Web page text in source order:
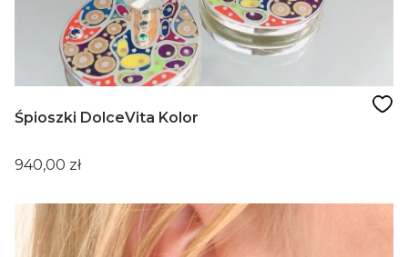
Śpioszki DolceVita Kolor
Cena
940,00 zł